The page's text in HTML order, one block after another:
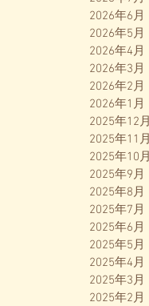
2026年6月
2026年5月
2026年4月
2026年3月
2026年2月
2026年1月
2025年12月
2025年11月
2025年10月
2025年9月
2025年8月
2025年7月
2025年6月
2025年5月
2025年4月
2025年3月
2025年2月